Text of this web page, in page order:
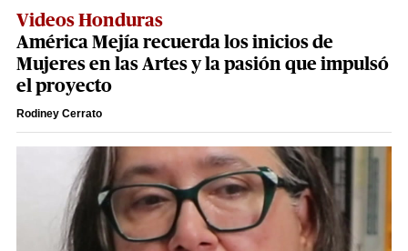
Videos Honduras
América Mejía recuerda los inicios de
Mujeres en las Artes y la pasión que impulsó
el proyecto
Rodiney Cerrato